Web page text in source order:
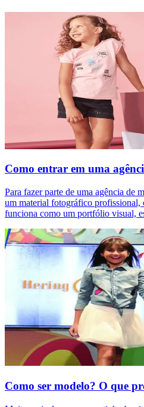
Como entrar em uma
Para fazer parte de uma agência de
um material fotográfico
funciona como um portfólio visual,
Como ser modelo? O que